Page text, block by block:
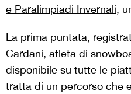
e Paralimpiadi Invernali,
La prima puntata,
Cardani, atleta di
disponibile su tutte le
tratta di un percorso che